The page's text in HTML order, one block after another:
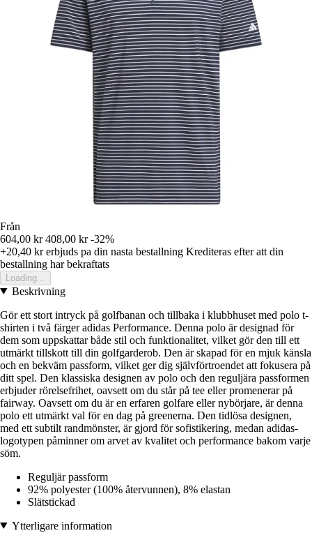
Från
604,00 kr 408,00 kr -32%
+20,40 krerbjuds pa din nasta bestallning Krediteras efter att din
bestallning har bekraftats
Loading...
Beskrivning
Gör ett stort intryck på golfbanan och tillbaka i klubbhuset med polo t-
shirten i två färger adidas Performance. Denna polo är designad för
dem som uppskattar både stil och funktionalitet, vilket gör den till ett
utmärkt tillskott till din golfgarderob. Den är skapad för en mjuk känsla
och en bekväm passform, vilket ger dig självförtroendet att fokusera på
ditt spel. Den klassiska designen av polo och den reguljära passformen
erbjuder rörelsefrihet, oavsett om du står på tee eller promenerar på
fairway. Oavsett om du är en erfaren golfare eller nybörjare, är denna
polo ett utmärkt val för en dag på greenerna. Den tidlösa designen,
med ett subtilt randmönster, är gjord för sofistikering, medan adidas-
logotypen påminner om arvet av kvalitet och performance bakom varje
söm.
Reguljär passform
92% polyester (100% återvunnen), 8% elastan
Slätstickad
Ytterligare information